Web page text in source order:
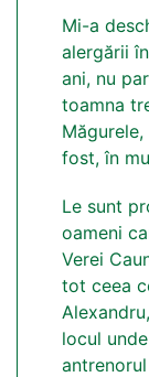
Mi-a
alergării
ani, nu
toamna
fost, în
Le sunt
oameni
Verei
tot ceea
locul